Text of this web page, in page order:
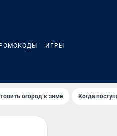
ИГРЫ
огород к зиме Когда